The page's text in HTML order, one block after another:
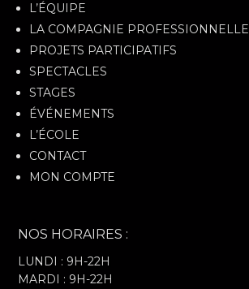
L’ÉQUIPE
LA COMPAGNIE PROFESSIONNELLE
PROJETS PARTICIPATIFS
SPECTACLES
STAGES
ÉVÉNEMENTS
L’ÉCOLE
CONTACT
MON COMPTE
NOS HORAIRES :
LUNDI : 9H-22H
MARDI : 9H-22H